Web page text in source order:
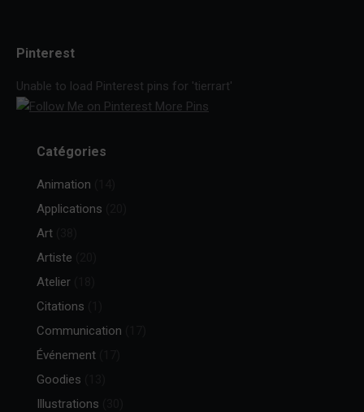
Pinterest
Unable to load Pinterest pins for 'tierrart'
More Pins
Catégories
Animation
Applications
Art
Artiste
Atelier
Citations
Communication
Événement
Goodies
Illustrations